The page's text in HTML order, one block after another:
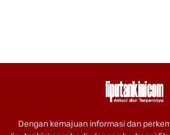
Dengan kemajuan informasi dan